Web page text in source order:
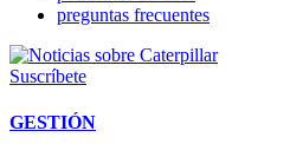
preguntas frecuentes
Suscríbete
GESTIÓN